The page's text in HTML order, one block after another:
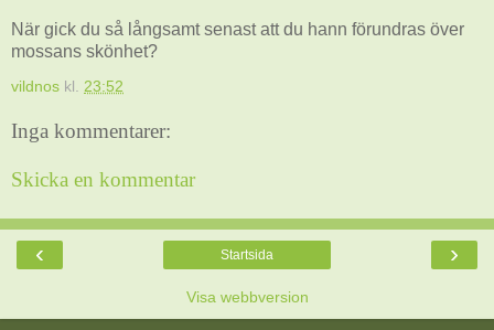
När gick du så långsamt senast att du hann förundras över
mossans skönhet?
vildnos kl. 23:52
Inga kommentarer:
Skicka en kommentar
‹ ›
Startsida
Visa webbversion